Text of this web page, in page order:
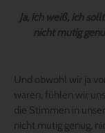
Ja, ich weiß, ich
nicht mutig
Und obwohl wir ja
waren, fühlen wir
die Stimmen in
nicht mutig genug,